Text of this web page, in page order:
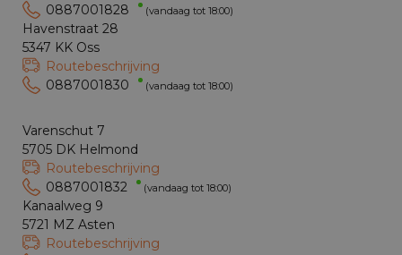
0887001828
(vandaag tot 18:00)
Havenstraat 28
5347 KK Oss
Routebeschrijving
0887001830
(vandaag tot 18:00)
Varenschut 7
5705 DK Helmond
Routebeschrijving
0887001832
(vandaag tot 18:00)
Kanaalweg 9
5721 MZ Asten
Routebeschrijving